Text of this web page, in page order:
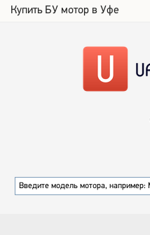
Купить БУ мотор в Уфе